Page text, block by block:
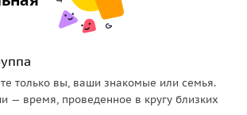
мастерскими.
только вы, ваши знакомые или семья.
— время, проведенное в кругу близких